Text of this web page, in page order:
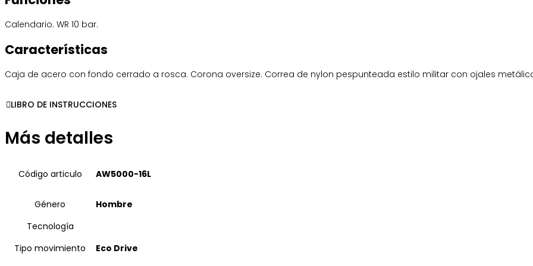
Calendario. WR 10 bar.
Características
Caja de acero con fondo cerrado a rosca. Corona oversize. Correa de nylon pespunteada estilo militar con ojales
LIBRO DE INSTRUCCIONES
Más detalles
Código articulo AW5000-16L
Género
Hombre
Tecnología
Tipo movimiento
Eco Drive